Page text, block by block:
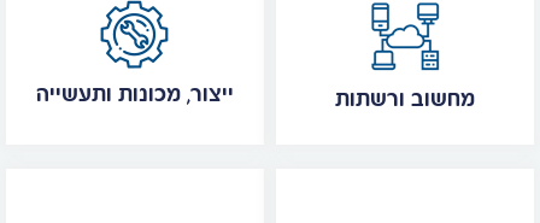
ייצור, מכונות ותעשייה מחשוב ורשתות